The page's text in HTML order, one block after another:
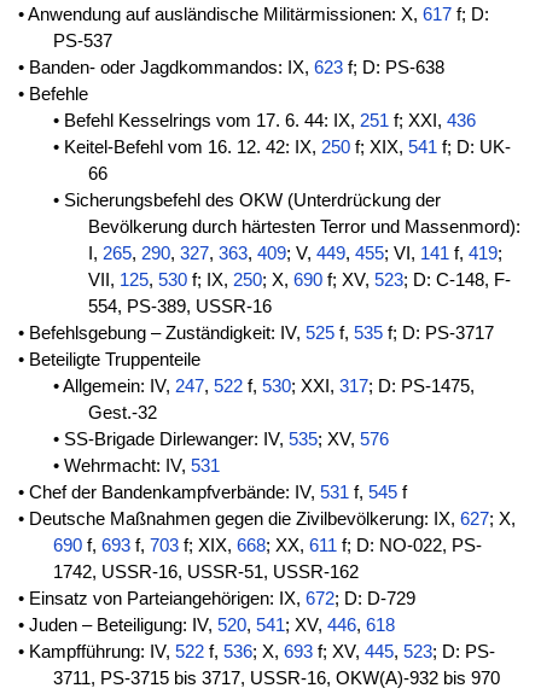
• Anwendung auf ausländische Militärmissionen: X, 617f; D:
PS-537
• Banden- oder Jagdkommandos: IX, 623f; D: PS-638
• Befehle
• Befehl Kesselrings vom 17. 6. 44: IX, 251f; XXI, 436
• Keitel-Befehl vom 16. 12. 42: IX, 250f; XIX, 541f; D: UK-
66
• Sicherungsbefehl des OKW (Unterdrückung der
Bevölkerung durch härtesten Terror und Massenmord):
I,265,290,327,363,409; V,449,455; VI, 141 f,419;
VII, 125,530 f; IX,250; X, 690 f; XV,523; D: C-148, F-
554, PS-389, USSR-16
• Befehlsgebung – Zuständigkeit: IV, 525f, 535f; D: PS-3717
• Beteiligte Truppenteile
• Allgemein: IV, 247, 522f, 530; XXI, 317; D: PS-1475,
Gest.-32
• SS-Brigade Dirlewanger: IV, 535; XV, 576
• Wehrmacht: IV, 531
• Chef der Bandenkampfverbände: IV, 531f, 545f
• Deutsche Maßnahmen gegen die Zivilbevölkerung: IX, 627; X,
690f, 693f, 703f; XIX, 668; XX, 611f; D: NO-022, PS-
1742, USSR-16, USSR-51, USSR-162
• Einsatz von Parteiangehörigen: IX, 672; D: D-729
• Juden – Beteiligung: IV, 520, 541; XV, 446, 618
• Kampfführung: IV, 522f, 536; X, 693f; XV, 445, 523; D: PS-
3711, PS-3715 bis 3717, USSR-16, OKW(A)-932 bis 970